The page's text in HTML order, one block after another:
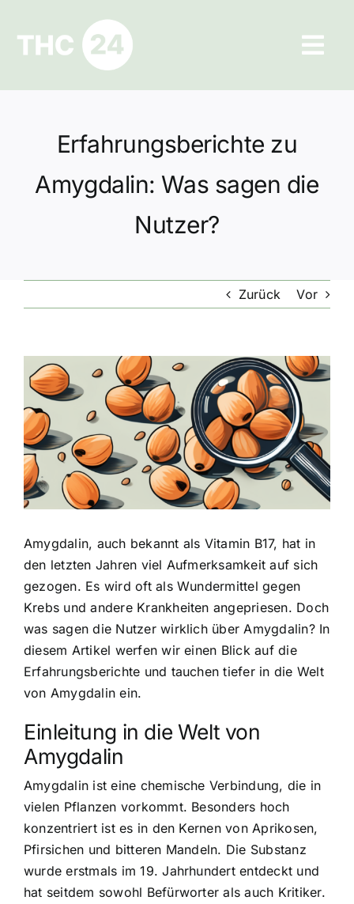
springen
Ratgeber
Hilfe und Kontakt
Datenschutz
Erfahrungsberichte zu
Amygdalin: Was sagen die
Nutzer?
Zurück Vor
Zeige
grösseres
Bild
Amygdalin, auch bekannt als Vitamin B17, hat in
den letzten Jahren viel Aufmerksamkeit auf sich
gezogen. Es wird oft als Wundermittel gegen
Krebs und andere Krankheiten angepriesen. Doch
was sagen die Nutzer wirklich über Amygdalin? In
diesem Artikel werfen wir einen Blick auf die
Erfahrungsberichte und tauchen tiefer in die Welt
von Amygdalin ein.
Einleitung in die Welt von
Amygdalin
Amygdalin ist eine chemische Verbindung, die in
vielen Pflanzen vorkommt. Besonders hoch
konzentriert ist es in den Kernen von Aprikosen,
Pfirsichen und bitteren Mandeln. Die Substanz
wurde erstmals im 19. Jahrhundert entdeckt und
hat seitdem sowohl Befürworter als auch Kritiker.